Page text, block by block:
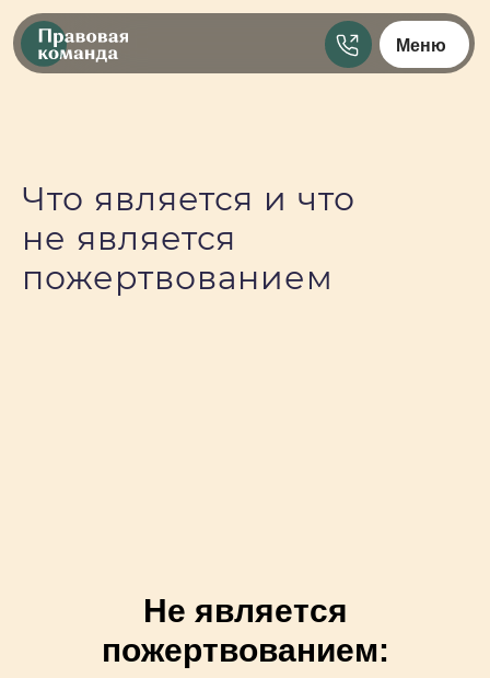
Меню
Что является и что
не является
пожертвованием
Не является
пожертвованием: